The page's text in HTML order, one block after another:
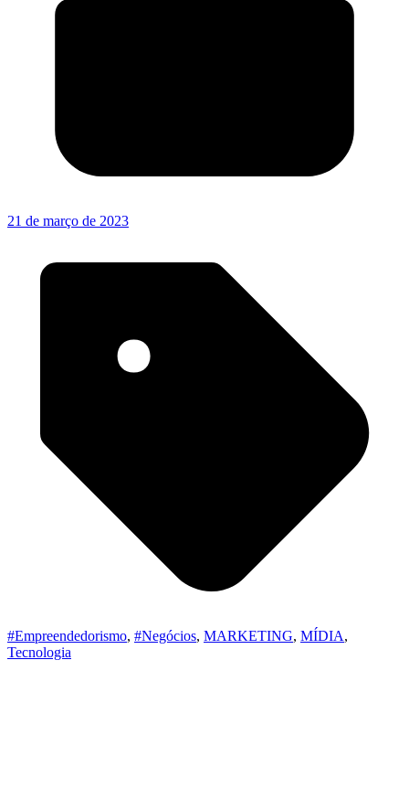
21 de março de 2023
#Empreendedorismo, #Negócios, MARKETING, MÍDIA,
Tecnologia